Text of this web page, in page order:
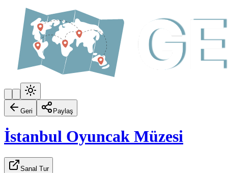
Geri Paylaş
İstanbul Oyuncak Müzesi
Sanal Tur